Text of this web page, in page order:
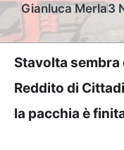
Gianluca Merla3
Stavolta sembra
Reddito di
la pacchia è